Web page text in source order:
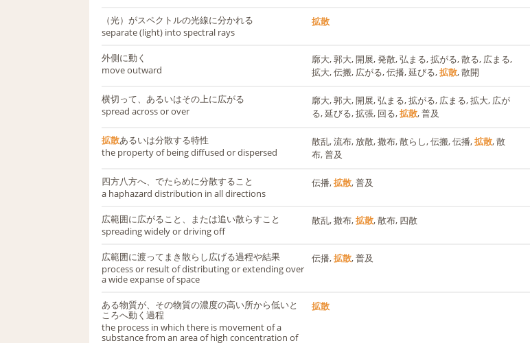
（光）がスペクトルの光線に分かれる
separate (light) into spectral rays
拡散
外側に動く
move outward
廓大, 郭大, 開展, 発散, 弘まる, 拡がる, 散る, 広まる,
拡大, 伝搬, 広がる, 伝播, 延びる,拡散, 散開
横切って、あるいはその上に広がる
spread across or over
廓大, 郭大, 開展, 弘まる, 拡がる, 広まる, 拡大, 広が
る, 延びる, 拡張, 回る,拡散, 普及
拡散あるいは分散する特性
the property of being diffused or dispersed
散乱, 流布, 放散, 撒布, 散らし, 伝搬, 伝播,拡散, 散
布, 普及
四方八方へ、でたらめに分散すること
a haphazard distribution in all directions
伝播,拡散, 普及
広範囲に広がること、または追い散らすこと
spreading widely or driving off
散乱, 撒布,拡散, 散布, 四散
広範囲に渡ってまき散らし広げる過程や結果
process or result of distributing or extending over
a wide expanse of space
伝播,拡散, 普及
ある物質が、その物質の濃度の高い所から低いと
ころへ動く過程
the process in which there is movement of a
substance from an area of high concentration of
拡散